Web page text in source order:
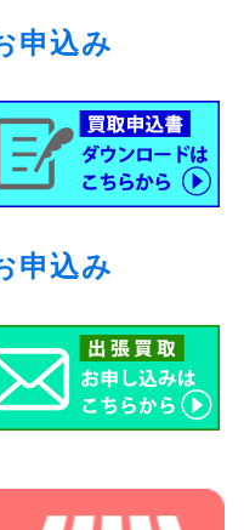
申込み
申込み